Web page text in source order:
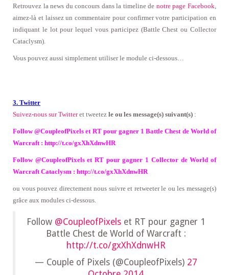
Retrouvez la news du concours dans la timeline de notre page Facebook
aimez-là et laissez un commentaire pour confirmer votre participation en
indiquant le lot pour lequel vous participez (Battle Chest ou Collector
Cataclysm).
Vous pouvez aussi simplement utiliser le module ci-dessous…
3. Twitter
Suivez-nous sur Twitteret tweetez le ou les message(s) suivant(s) :
Follow @CoupleofPixels et RT pour gagner 1 Battle Chest de World of
Warcraft : http://t.co/gxXhXdnwHR
Follow @CoupleofPixels et RT pour gagner 1 Collector de World of
Warcraft Cataclysm : http://t.co/gxXhXdnwHR
ou vous pouvez directement nous suivre et retweeter le ou les message(s)
grâce aux modules ci-dessous.
Follow @CoupleofPixelset RT pour gagner 1
Battle Chest de World of Warcraft :
http://t.co/gxXhXdnwHR
— Couple of Pixels (@CoupleofPixels) 27